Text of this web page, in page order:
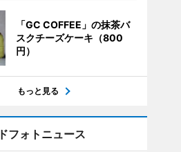
「GC COFFEE」の抹茶バ
スクチーズケーキ（800
円）
もっと見る
フォトニュース